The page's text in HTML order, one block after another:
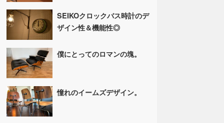
SEIKOクロックバス時計のデ
ザイン性＆機能性◎
僕にとってのロマンの塊。
憧れのイームズデザイン。